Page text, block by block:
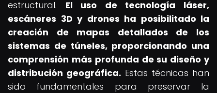
estructural. El uso de tecnología láser,
escáneres 3D y drones ha posibilitado la
creación de mapas detallados de los
sistemas de túneles, proporcionando una
comprensión más profunda de su diseño y
distribución geográfica. Estas técnicas han
sido fundamentales para preservar la